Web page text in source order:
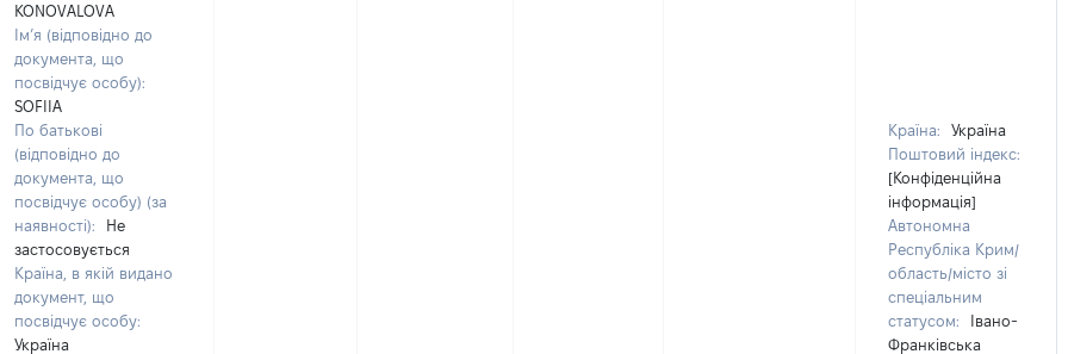
KONOVALOVA
Ім’я (відповідно до
документа, що
посвідчує особу):
SOFIIA
По батькові
(відповідно до
документа, що
посвідчує особу) (за
наявності):
Не
застосовується
Країна, в якій видано
документ, що
посвідчує особу:
Україна
Країна:
Україна
Поштовий індекс:
[Конфіденційна
інформація]
Автономна
Республіка Крим/
область/місто зі
спеціальним
статусом:
Івано-
Франківська